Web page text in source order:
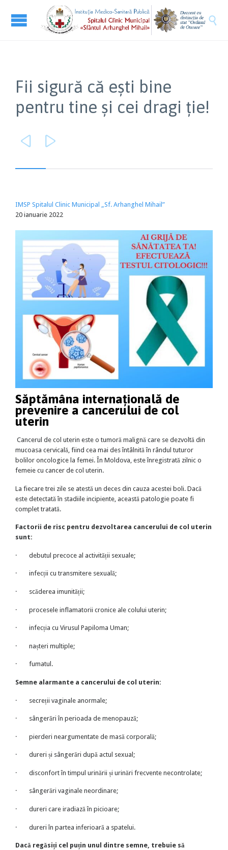

Fii sigură că ești bine
pentru tine și cei dragi ție!
 
IMSP Spitalul Clinic Municipal „Sf. Arhanghel Mihail”
20 ianuarie 2022
Săptămâna internațională de
prevenire a cancerului de col
uterin
Cancerul de col uterin este o tumoră malignă care se dezvoltă din
mucoasa cervicală, fiind cea mai des întâlnită în rândul tuturor
bolilor oncologice la femei. În Moldova, este înregistrată zilnic o
femeie cu cancer de col uterin.
La fiecare trei zile se atestă un deces din cauza acestei boli. Dacă
este detectată în stadiile incipiente, această patologie poate fi
complet tratată.
Factorii de risc pentru dezvoltarea cancerului de col uterin
sunt:
· debutul precoce al activității sexuale;
· infecții cu transmitere sexuală;
· scăderea imunității;
· procesele inflamatorii cronice ale colului uterin;
· infecția cu Virusul Papiloma Uman;
· nașteri multiple;
· fumatul.
Semne alarmante a cancerului de col uterin:
· secreții vaginale anormale;
· sângerări în perioada de menopauză;
· pierderi neargumentate de masă corporală;
· dureri și sângerări după actul sexual;
· disconfort în timpul urinării și urinări frecvente necontrolate;
· sângerări vaginale neordinare;
· dureri care iradiază în picioare;
· dureri în partea inferioară a spatelui.
Dacă regăsiți cel puțin unul dintre semne, trebuie să